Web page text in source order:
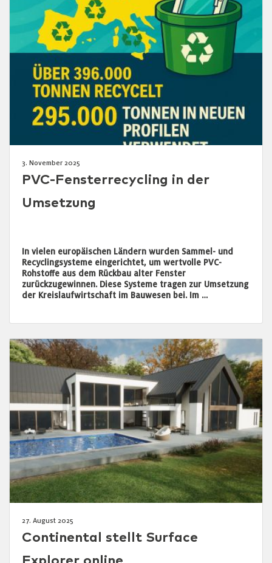
3. November 2025
PVC-Fensterrecycling in der
Umsetzung
In vielen europäischen Ländern wurden Sammel- und
Recyclingsysteme eingerichtet, um wertvolle PVC-
Rohstoffe aus dem Rückbau alter Fenster
zurückzugewinnen. Diese Systeme tragen zur Umsetzung
der Kreislaufwirtschaft im Bauwesen bei. Im …
27. August 2025
Continental stellt Surface